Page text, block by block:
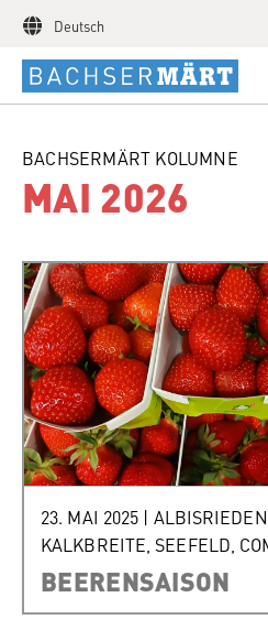
Deutsch
BACHSERMÄRT KOLUMNE
MAI 2026
23. MAI 2025 | ALBISRIEDEN
KALKBREITE SEEFELD
BEERENSAISON